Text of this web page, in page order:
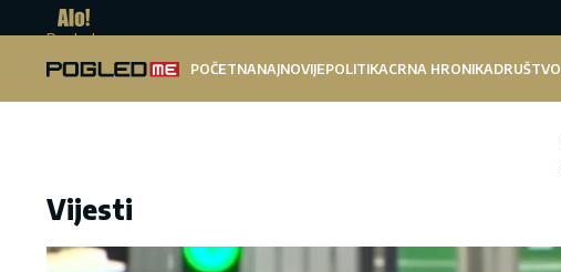
Pogled.me
POČETNANAJNOVIJEPOLITIKACRNA HRONIKADRUŠTVO
Vijesti